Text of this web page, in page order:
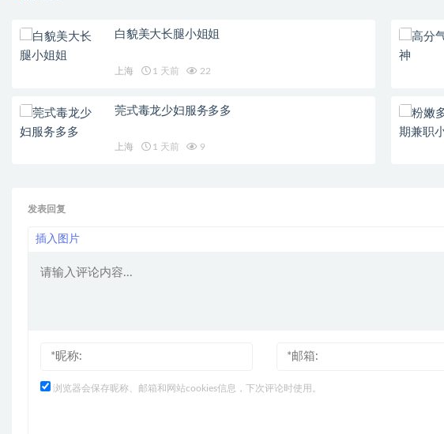
白貌美大长腿小姐姐
上海 1 天前 22
莞式毒龙少妇服务多多
上海 1 天前 9
发表回复
插入图片
浏览器会保存昵称、邮箱和网站cookies信息，下次评论时使用。